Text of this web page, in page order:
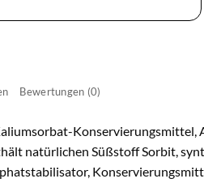
hinzufügen
Bewertungen (0)
natürlichen Süßstoff Sorbit,